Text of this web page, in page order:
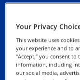
Academy
Media Datenbank
EasyOnline
Your Privacy
This website uses
your experience and to
“Accept,” you consent
information, including
our social media,